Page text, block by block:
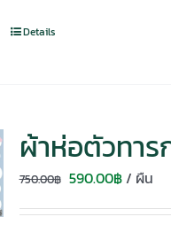
Details
ผ้าห่อตัวทาร
750.00฿ Original
590.00฿Current
/ ผืน